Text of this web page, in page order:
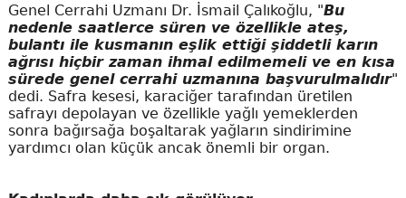
Genel Cerrahi Uzmanı Dr. İsmail Çalıkoğlu, "Bu
nedenle saatlerce süren ve özellikle ateş,
bulantı ile kusmanın eşlik ettiği şiddetli karın
ağrısı hiçbir zaman ihmal edilmemeli ve en kısa
sürede genel cerrahi uzmanına başvurulmalıdır"
dedi. Safra kesesi, karaciğer tarafından üretilen
safrayı depolayan ve özellikle yağlı yemeklerden
sonra bağırsağa boşaltarak yağların sindirimine
yardımcı olan küçük ancak önemli bir organ.